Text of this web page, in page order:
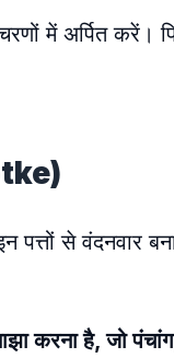
में अर्पित करें।
से वंदनवार
है, जो पंचांग,